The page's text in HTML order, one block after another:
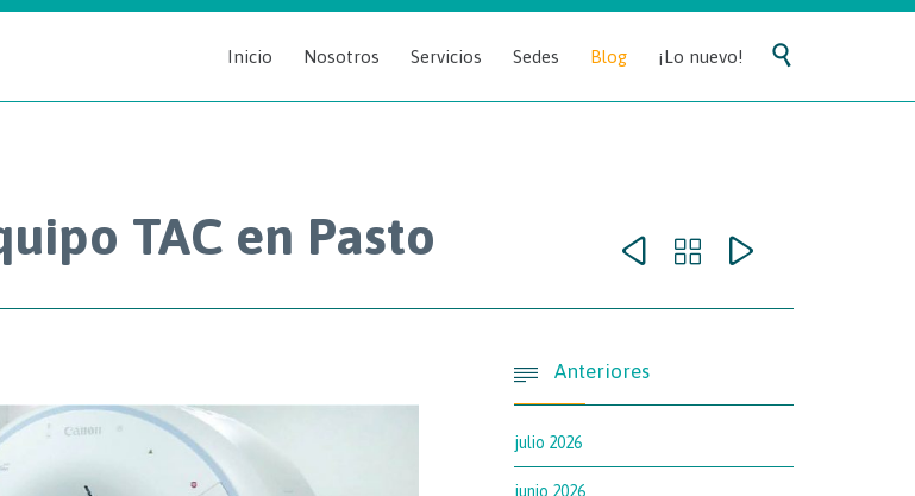
Skip
to
Inicio Nosotros Servicios Sedes Blog ¡Lo nuevo! 
TAC en Pasto   
 Anteriores
julio 2026
junio 2026